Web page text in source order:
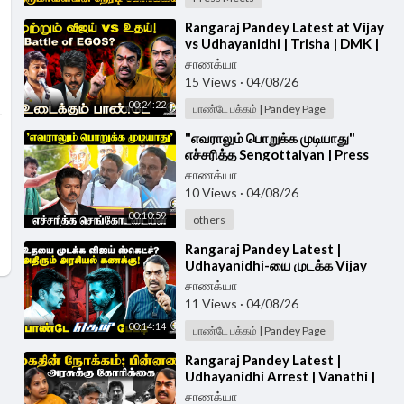
00:24:22
⁣Rangaraj Pandey Latest at Vijay
vs Udhayanidhi | Trisha | DMK |
TVK | Stalin | Police | TN Govt
சாணக்யா
15 Views · 04/08/26
பாண்டே பக்கம் | Pandey Page
00:10:59
⁣"எவராலும் பொறுக்க முடியாது"
எச்சரித்த Sengottaiyan | Press
Meet | DMK | TVK | CM Vijay |
Udhayanidhi
சாணக்யா
10 Views · 04/08/26
others
00:14:14
⁣Rangaraj Pandey Latest |
Udhayanidhi-யை முடக்க Vijay
Sketch? | Vijay | Trisha | DMK |
TVK | TN Govt
சாணக்யா
11 Views · 04/08/26
பாண்டே பக்கம் | Pandey Page
⁣Rangaraj Pandey Latest |
Udhayanidhi Arrest | Vanathi |
Vijay | Trisha | TVK | DMK
சாணக்யா